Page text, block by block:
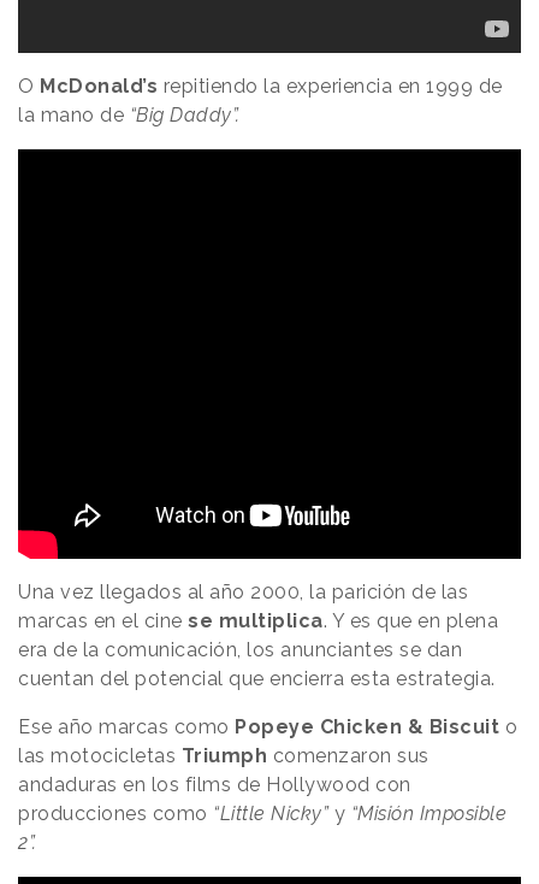
O McDonald’s repitiendo la experiencia en 1999 de
la mano de “Big Daddy”.
Una vez llegados al año 2000, la parición de las
marcas en el cine se multiplica. Y es que en plena
era de la comunicación, los anunciantes se dan
cuentan del potencial que encierra esta estrategia.
Ese año marcas como Popeye Chicken & Biscuit o
las motocicletas Triumph comenzaron sus
andaduras en los films de Hollywood con
producciones como “Little Nicky” y “Misión Imposible
2”.